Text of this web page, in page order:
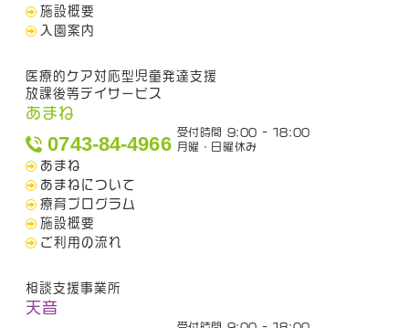
施設概要
入園案内
医療的ケア対応型児童発達支援
放課後等デイサービス
あまね
0743-84-4966
受付時間 9:00 - 18:00
月曜・日曜休み
あまね
あまねについて
療育プログラム
施設概要
ご利用の流れ
相談支援事業所
天音